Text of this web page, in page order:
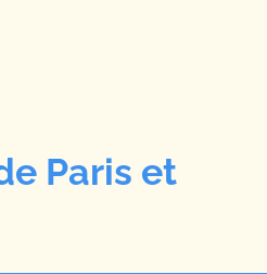
Paris et